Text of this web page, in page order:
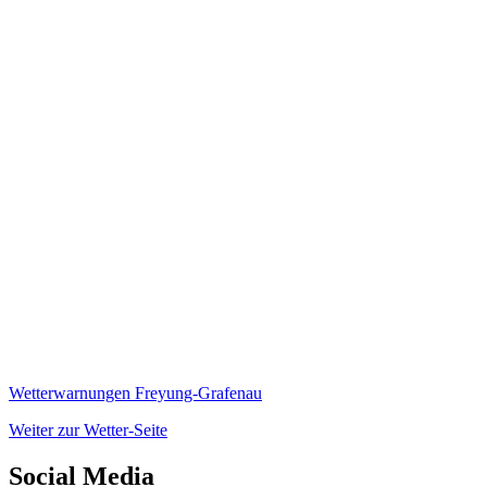
Wetterwarnungen Freyung-Grafenau
Weiter zur Wetter-Seite
Social Media